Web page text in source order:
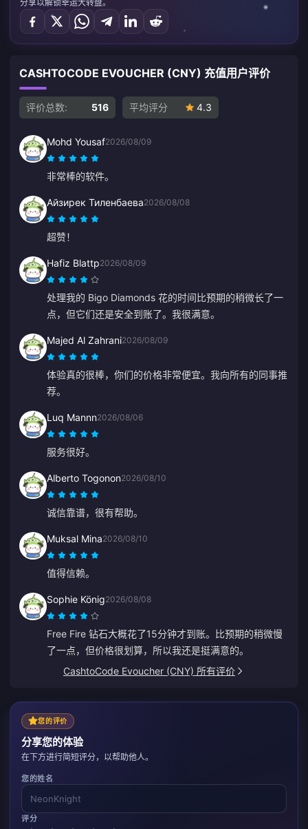
分享以解锁幸运大转盘。
CASHTOCODE EVOUCHER (CNY) 充值用户评价
评价总数: 516 平均评分 4.3
Mohd Yousaf2026/08/09
非常棒的软件。
Айзирек Тиленбаева2026/08/08
超赞！
Hafiz Blattp2026/08/09
处理我的 Bigo Diamonds 花的时间比预期的稍微长了一
点，但它们还是安全到账了。我很满意。
Majed Al Zahrani2026/08/09
体验真的很棒，你们的价格非常便宜。我向所有的同事推
荐。
Luq Mannn2026/08/06
服务很好。
Alberto Togonon2026/08/10
诚信靠谱，很有帮助。
Muksal Mina2026/08/10
值得信赖。
Sophie König2026/08/08
Free Fire 钻石大概花了15分钟才到账。比预期的稍微慢
了一点，但价格很划算，所以我还是挺满意的。
CashtoCode Evoucher (CNY) 所有评价
您的评价
分享您的体验
在下方进行简短评分，以帮助他人。
您的姓名
评分